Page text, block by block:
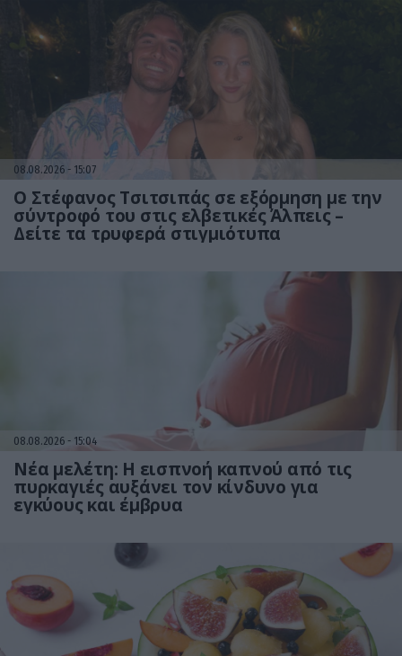
08.08.2026 15:07
Ο Στέφανος Τσιτσιπάς σε εξόρμηση με την
σύντροφό του στις ελβετικές Άλπεις –
Δείτε τα τρυφερά στιγμιότυπα
08.08.2026 15:04
Νέα μελέτη: Η εισπνοή καπνού από τις
πυρκαγιές αυξάνει τον κίνδυνο για
εγκύους και έμβρυα